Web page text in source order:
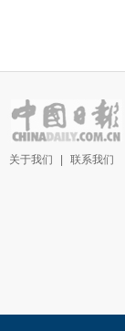
关于我们 联系我们